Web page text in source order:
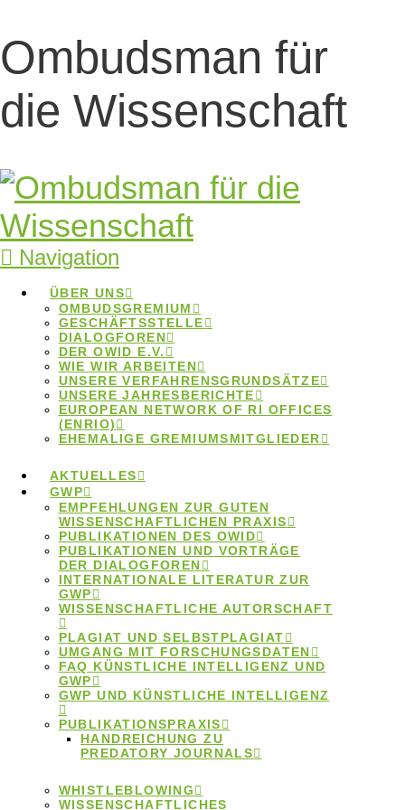
Ombudsman für
die Wissenschaft
Navigation
ÜBER UNS
OMBUDSGREMIUM
GESCHÄFTSSTELLE
DIALOGFOREN
DER OWID E.V.
WIE WIR ARBEITEN
UNSERE VERFAHRENSGRUNDSÄTZE
UNSERE JAHRESBERICHTE
EUROPEAN NETWORK OF RI OFFICES
(ENRIO)
EHEMALIGE GREMIUMSMITGLIEDER
AKTUELLES
GWP
EMPFEHLUNGEN ZUR GUTEN
WISSENSCHAFTLICHEN PRAXIS
PUBLIKATIONEN DES OWID
PUBLIKATIONEN UND VORTRÄGE
DER DIALOGFOREN
INTERNATIONALE LITERATUR ZUR
GWP
WISSENSCHAFTLICHE AUTORSCHAFT
PLAGIAT UND SELBSTPLAGIAT
UMGANG MIT FORSCHUNGSDATEN
FAQ KÜNSTLICHE INTELLIGENZ UND
GWP
GWP UND KÜNSTLICHE INTELLIGENZ
PUBLIKATIONSPRAXIS
HANDREICHUNG ZU
PREDATORY JOURNALS
WHISTLEBLOWING
WISSENSCHAFTLICHES
Neues LERU-
Statement zu
wissenschaftlicher
Autorschaft
Neues LERU-Statement zu
wissenschaftlicher Autorschaft
Home Beiträge
Neues LERU-Statement zu
wissenschaftlicher Autorschaft
Neues LERU-
Statement zu
wissenschaftlicher
Autorschaft
LERU, dieLeague of European Research